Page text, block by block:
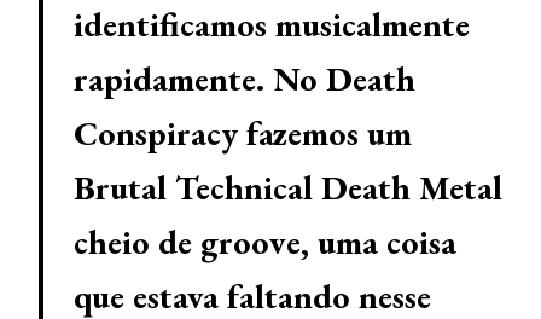
identificamos musicalmente
rapidamente. No Death
Conspiracy fazemos um
Brutal Technical Death Metal
cheio de groove, uma coisa
que estava faltando nesse